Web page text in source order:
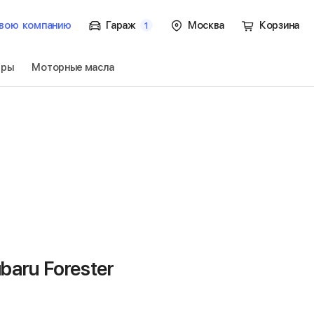
компанию Гараж 1 Москва Корзина
Моторные масла
Forester